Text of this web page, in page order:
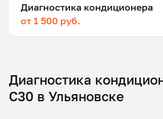
Диагностика кондиционера
от 1 500 руб.
Диагностика
C30 в Ульяновске